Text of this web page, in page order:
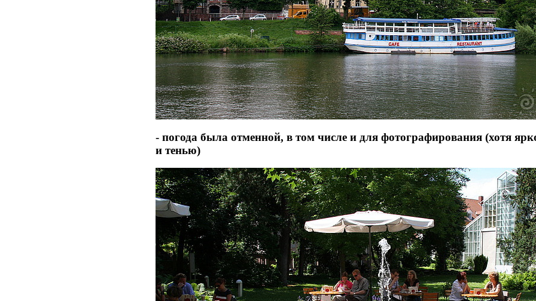
- погода была отменной, в том числе и для фотографирования (хотя
и тенью)